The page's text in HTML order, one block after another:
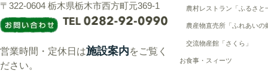
〒322-0604 栃木県栃木市西方町元369-1
営業時間・定休日は施設案内をご覧く
ださい。
農村レストラン「ふるさと
農産物直売所「ふれあいの
交流物産館「さくら」
お食事・スィーツ